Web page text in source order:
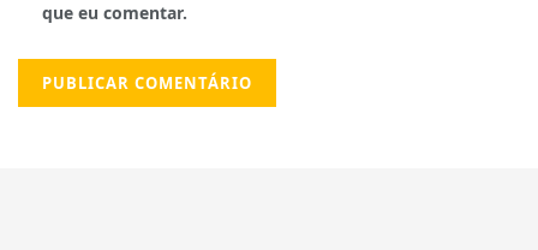
que eu comentar.